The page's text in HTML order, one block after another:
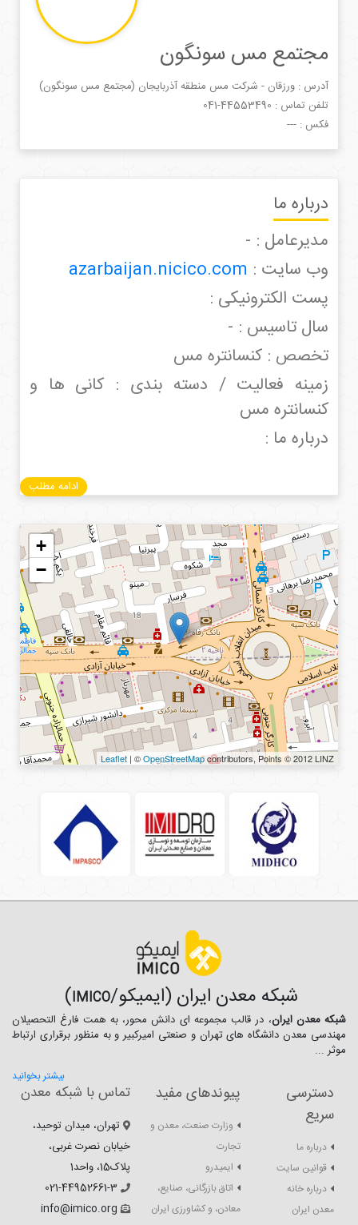
مجتمع مس سونگون
آدرس : ورزقان - شرکت مس منطقه آذربايجان (مجتمع مس سونگون)
تلفن تماس : 041-44553490
فکس : ---
درباره ما
مدیرعامل : -
وب سایت :
پست الکترونیکی :
سال تاسیس : -
تخصص : کنسانتره مس
زمینه فعالیت / دسته بندی : کانی ها و
کنسانتره مس
درباره ما :
ادامه مطلب
+
−
Leaflet | ©OpenStreetMapcontributors, Points © 2012 LINZ
شبکه معدن ایران (ایمیکو/IMICO
)
شبکه معدن ایران، در قالب مجموعه ای دانش محور، به همت فارغ­ التحصیلان
مهندسی معدن دانشگاه ­های تهران و صنعتی امیرکبیر و به منظور برقراری ارتباط
موثر ...
بیشتر بخوانید
دسترسی
سریع
درباره ما
قوانین سایت
درباره خانه
معدن ایران
پیوندهای مفید
وزارت صنعت، معدن و
تجارت
ایمیدرو
اتاق بازرگانی، صنایع،
معادن، و کشاورزی ایران
تماس با شبکه معدن
تهران، میدان توحید،
خیابان نصرت غربی،
پلاک15، واحد1
021-44952661-3
info@imico.org